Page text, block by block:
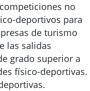
no
deportivos para
de turismo
las salidas
grado superior a
físico-deportivas.